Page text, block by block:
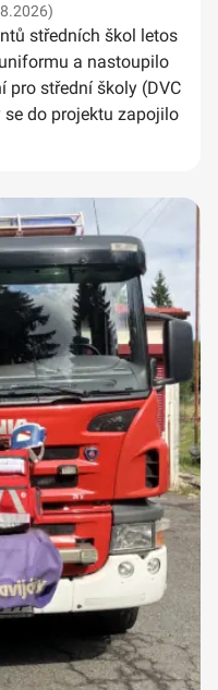
středních škol letos
a nastoupilo
pro střední školy (DVC
se do projektu zapojilo